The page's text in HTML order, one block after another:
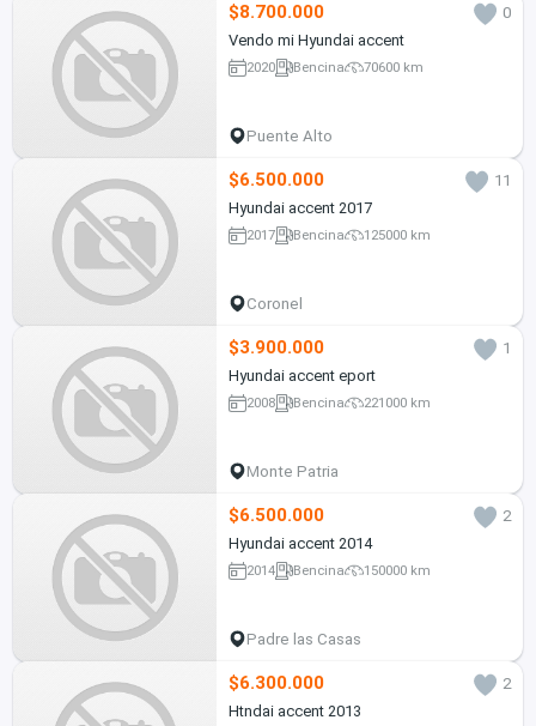
$8.700.000
0
Vendo mi Hyundai accent
2020 Bencina 70600 km
Puente Alto
$6.500.000
11
Hyundai accent 2017
2017 Bencina 125000 km
Coronel
$3.900.000
1
Hyundai accent eport
2008 Bencina 221000 km
Monte Patria
$6.500.000
2
Hyundai accent 2014
2014 Bencina 150000 km
Padre las Casas
$6.300.000
2
Htndai accent 2013